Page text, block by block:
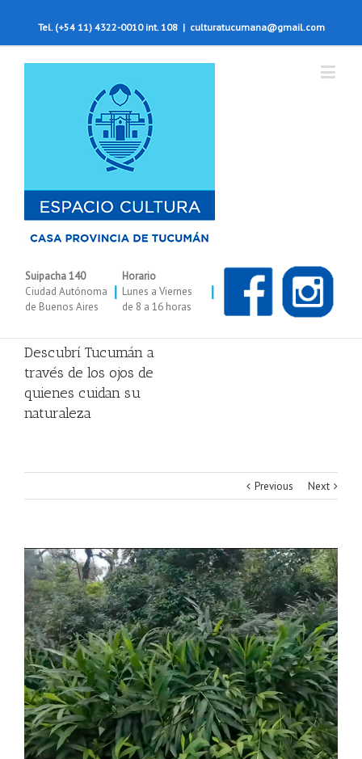
Tel. (+54 11) 4322-0010 int. 108 | culturatucumana@gmail.com
Suipacha 140
Ciudad Autónoma
de Buenos Aires
|
Horario
Lunes a Viernes
de 8 a 16 horas
|
Descubrí Tucumán a
través de los ojos de
quienes cuidan su
naturaleza
Previous Next
View
Larger
Image